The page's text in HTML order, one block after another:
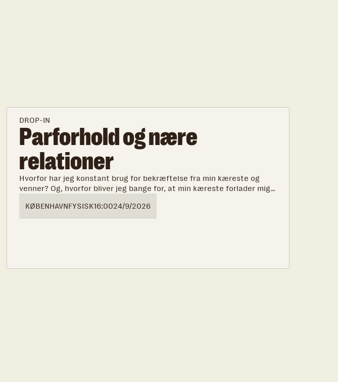
DROP-IN
Parforhold og nære
relationer
Hvorfor har jeg konstant brug for bekræftelse fra min kæreste og
venner? Og, hvorfor bliver jeg bange for, at min kæreste forlader mig,
KØBENHAVNFYSISK16:0024/9/2026